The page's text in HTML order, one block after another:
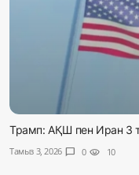
Трамп: АҚШ пен Иран 3
Тамыз 3, 2026 chat_bubble 0 visibility 10